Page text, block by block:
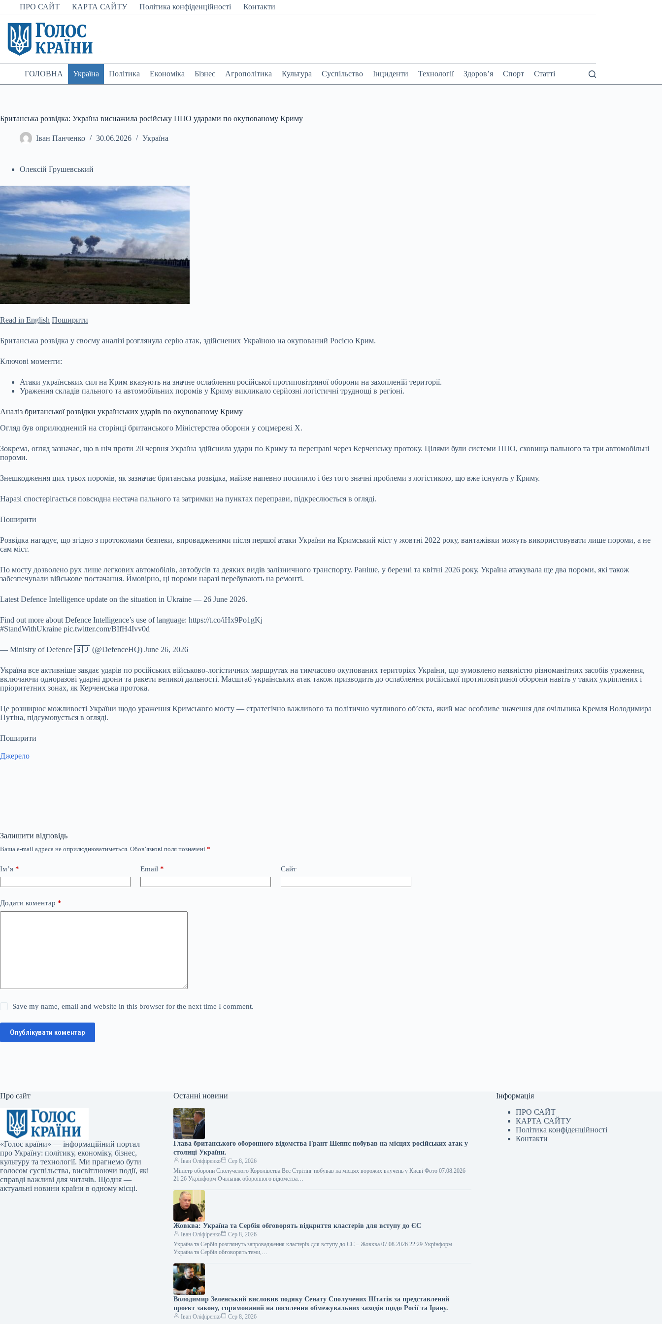
Перейти
до
вмісту
ПРО САЙТ КАРТА САЙТУ Політика конфіденційності Контакти
ГОЛОВНА Україна Політика Економіка Бізнес Агрополітика Культура Суспільство Інциденти Технології Здоров’я Спорт Статті
Британська розвідка: Україна виснажила російську ППО ударами по окупованому Криму
Іван Панченко 30.06.2026 Україна
Олексій Грушевський
Read in English Поширити
Британська розвідка у своєму аналізі розглянула серію атак, здійснених Україною на окупований Росією Крим.
Ключові моменти:
Атаки українських сил на Крим вказують на значне ослаблення російської протиповітряної оборони на захопленій території.
Ураження складів пального та автомобільних поромів у Криму викликало серйозні логістичні труднощі в регіоні.
Аналіз британської розвідки українських ударів по окупованому Криму
Огляд був оприлюднений на сторінці британського Міністерства оборони у соцмережі Х.
Зокрема, огляд зазначає, що в ніч проти 20 червня Україна здійснила удари по Криму та переправі через Керченську протоку. Цілями були системи ППО, сховища пального та три автомобільні
пороми.
Знешкодження цих трьох поромів, як зазначає британська розвідка, майже напевно посилило і без того значні проблеми з логістикою, що вже існують у Криму.
Наразі спостерігається повсюдна нестача пального та затримки на пунктах переправи, підкреслюється в огляді.
Поширити
Розвідка нагадує, що згідно з протоколами безпеки, впровадженими після першої атаки України на Кримський міст у жовтні 2022 року, вантажівки можуть використовувати лише пороми, а не
сам міст.
По мосту дозволено рух лише легкових автомобілів, автобусів та деяких видів залізничного транспорту. Раніше, у березні та квітні 2026 року, Україна атакувала ще два пороми, які також
забезпечували військове постачання. Ймовірно, ці пороми наразі перебувають на ремонті.
Latest Defence Intelligence update on the situation in Ukraine — 26 June 2026.
Find out more about Defence Intelligence’s use of language: https://t.co/iHx9Po1gKj
#StandWithUkraine pic.twitter.com/BIfH4Ivv0d
— Ministry of Defence 🇬🇧 (@DefenceHQ) June 26, 2026
Україна все активніше завдає ударів по російських військово-логістичних маршрутах на тимчасово окупованих територіях України, що зумовлено наявністю різноманітних засобів ураження,
включаючи одноразові ударні дрони та ракети великої дальності. Масштаб українських атак також призводить до ослаблення російської протиповітряної оборони навіть у таких укріплених і
пріоритетних зонах, як Керченська протока.
Це розширює можливості України щодо ураження Кримського мосту — стратегічно важливого та політично чутливого об’єкта, який має особливе значення для очільника Кремля Володимира
Путіна, підсумовується в огляді.
Поширити
Джерело
Залишити відповідь
Ваша e-mail адреса не оприлюднюватиметься. Обов’язкові поля позначені *
Ім’я * Email * Сайт
Додати коментар *
Save my name, email and website in this browser for the next time I comment.
Опублікувати коментар
Про сайт
«Голос країни» — інформаційний портал
про Україну: політику, економіку, бізнес,
культуру та технології. Ми прагнемо бути
голосом суспільства, висвітлюючи події, які
справді важливі для читачів. Щодня —
актуальні новини країни в одному місці.
Останні новини
Глава британського оборонного відомства Грант Шеппс побував на місцях російських атак у
столиці України.
Іван Оліфіренко
Сер 8, 2026
Міністр оборони Сполученого Королівства Вес Стрітінг побував на місцях ворожих влучень у Києві Фото 07.08.2026
21:26 Укрінформ Очільник оборонного відомства…
Жовква: Україна та Сербія обговорять відкриття кластерів для вступу до ЄС
Іван Оліфіренко
Сер 8, 2026
Україна та Сербія розглянуть запровадження кластерів для вступу до ЄС – Жовква 07.08.2026 22:29 Укрінформ
Україна та Сербія обговорять теми,…
Володимир Зеленський висловив подяку Сенату Сполучених Штатів за представлений
проєкт закону, спрямований на посилення обмежувальних заходів щодо Росії та Ірану.
Іван Оліфіренко
Сер 8, 2026
Інформація
ПРО САЙТ
КАРТА САЙТУ
Політика конфіденційності
Контакти